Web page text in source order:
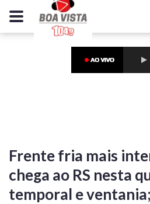
Frente fria mais
chega ao RS nesta
temporal e